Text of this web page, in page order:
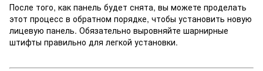
После того, как панель будет снята, вы можете проделать
этот процесс в обратном порядке, чтобы установить новую
лицевую панель. Обязательно выровняйте шарнирные
штифты правильно для легкой установки.